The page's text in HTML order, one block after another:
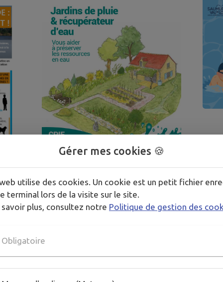
25
JUIN
31
AOÛT
eaux pluviales
Gérer mes cookies 🍪
utilise des cookies. Un cookie est un petit fichier
terminal lors de la visite sur le site.
savoir plus, consultez notre Politique de gestion des
Obligatoire